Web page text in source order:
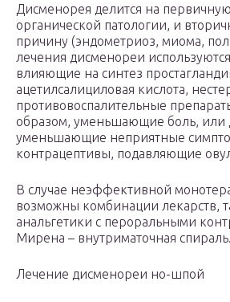
Дисменорея делится на
органической патологии, и
причину (эндометриоз, миома,
лечения дисменореи
влияющие на синтез
ацетилсалициловая кислота,
противовоспалительные
образом, уменьшающие боль, или
уменьшающие неприятные
контрацептивы, подавляющие
В случае неэффективной
возможны комбинации лекарств,
анальгетики с пероральными
Мирена – внутриматочная спираль.
Лечение дисменореи но-шпой